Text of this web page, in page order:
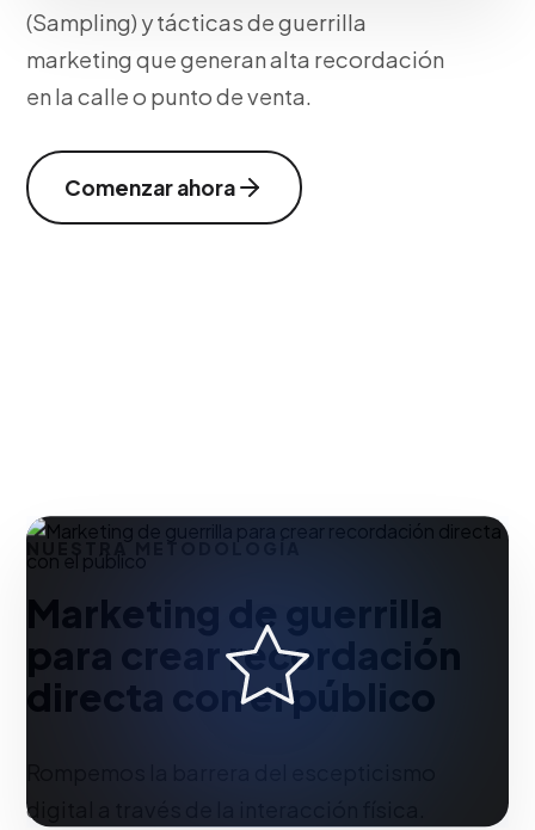
(Sampling) y tácticas de guerrilla
marketing que generan alta recordación
en la calle o punto de venta.
Comenzar ahora
NUESTRA METODOLOGÍA
Marketing de guerrilla
para crear recordación
directa con el público
digital a través de la interacción física.